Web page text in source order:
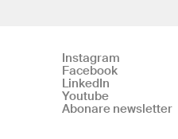
Instagram
Facebook
LinkedIn
Youtube
Abonare newsletter